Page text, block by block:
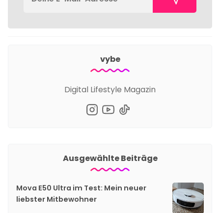
vybe
Digital Lifestyle Magazin
Ausgewählte Beiträge
Mova E50 Ultra im Test: Mein neuer
liebster Mitbewohner